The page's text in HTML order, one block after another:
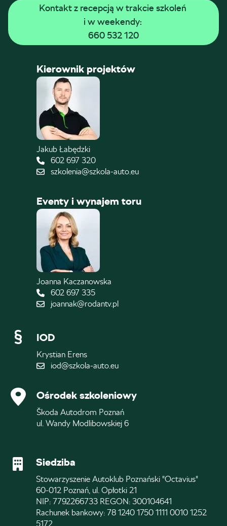
Kontakt z recepcją w trakcie szkoleń
i w weekendy:
660 532 120
Kierownik projektów
Jakub Łabędzki
602 697 320
szkolenia@szkola-auto.eu
Eventy i wynajem toru
Joanna Kaczanowska
602 697 335
joannak@rodantv.pl
IOD
Krystian Erens
iod@szkola-auto.eu
Ośrodek szkoleniowy
Škoda Autodrom Poznań
ul. Wandy Modlibowskiej 6
Siedziba
Stowarzyszenie Autoklub Poznański "Octavius"
60-012 Poznań, ul. Opłotki 21
NIP: 7792266733 REGON: 300104641
Rachunek bankowy: 78 1240 1750 1111 0010 1252
5172